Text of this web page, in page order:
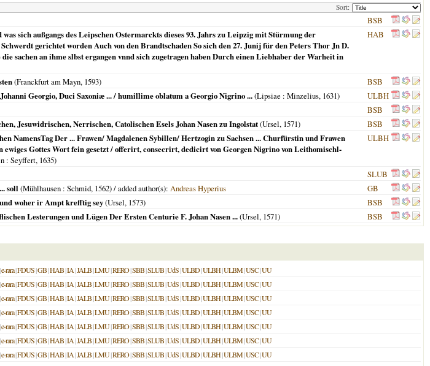
Sort:
BSB
sich außgangs des Leipschen Ostermarckts dieses 93. Jahrs zu Leipzig mit Stürmung der
gerichtet worden Auch von den Brandtschaden So sich den 27. Junij für den Peters Thor Jn D.
sachen an ihme slbst ergangen vnnd sich zugetragen haben Durch einen Liebhaber der Warheit in
HAB
(Franckfurt am Mayn, 1593)
BSB
Georgio, Duci Saxoniæ ... / humillime oblatum a Georgio Nigrino ...(Lipsiae : Minzelius, 1631)
ULBH
BSB
Jesuwidrischen, Nerrischen, Catolischen Esels Johan Nasen zu Ingolstat(Ursel, 1571)
BSB
NamensTag Der ... Frawen/ Magdalenen Sybillen/ Hertzogin zu Sachsen ... Churfürstin und Frawen
Gottes Wort fein gesetzt / offerirt, consecrirt, dedicirt von Georgen Nigrino von Leithomischl-
: Seyffert, 1635)
ULBH
SLUB
soll (Mühlhausen : Schmid, 1562) / added author(s): Andreas Hyperius
GB
woher ir Ampt krefftig sey(Ursel, 1573)
BSB
Lesterungen und Lügen Der Ersten Centurie F. Johan Nasen ...(Ursel, 1571) BSB
e-rara|FDUS|GB|HAB|IA|JALB|LMU|RERO|SBB|SLUB|UdS|ULBD|ULBH|ULBM|USC|UU
e-rara|FDUS|GB|HAB|IA|JALB|LMU|RERO|SBB|SLUB|UdS|ULBD|ULBH|ULBM|USC|UU
e-rara|FDUS|GB|HAB|IA|JALB|LMU|RERO|SBB|SLUB|UdS|ULBD|ULBH|ULBM|USC|UU
e-rara|FDUS|GB|HAB|IA|JALB|LMU|RERO|SBB|SLUB|UdS|ULBD|ULBH|ULBM|USC|UU
e-rara|FDUS|GB|HAB|IA|JALB|LMU|RERO|SBB|SLUB|UdS|ULBD|ULBH|ULBM|USC|UU
e-rara|FDUS|GB|HAB|IA|JALB|LMU|RERO|SBB|SLUB|UdS|ULBD|ULBH|ULBM|USC|UU
e-rara|FDUS|GB|HAB|IA|JALB|LMU|RERO|SBB|SLUB|UdS|ULBD|ULBH|ULBM|USC|UU